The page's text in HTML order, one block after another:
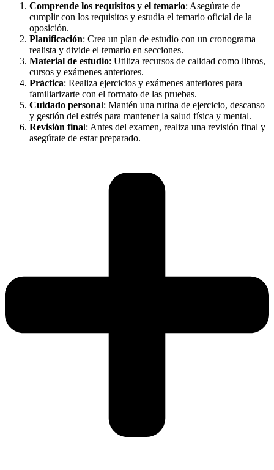
Comprende los requisitos y el temario: Asegúrate de
cumplir con los requisitos y estudia el temario oficial de la
oposición.
Planificación: Crea un plan de estudio con un cronograma
realista y divide el temario en secciones.
Material de estudio: Utiliza recursos de calidad como libros,
cursos y exámenes anteriores.
Práctica: Realiza ejercicios y exámenes anteriores para
familiarizarte con el formato de las pruebas.
Cuidado personal: Mantén una rutina de ejercicio, descanso
y gestión del estrés para mantener la salud física y mental.
Revisión final: Antes del examen, realiza una revisión final y
asegúrate de estar preparado.